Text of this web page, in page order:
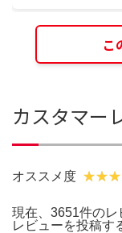
こ
カスタマー
オススメ度
現在、3651件のレ
レビューを投稿す